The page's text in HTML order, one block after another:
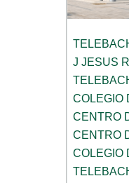
J JESUS
COLEGIO
CENTRO
CENTRO
COLEGIO